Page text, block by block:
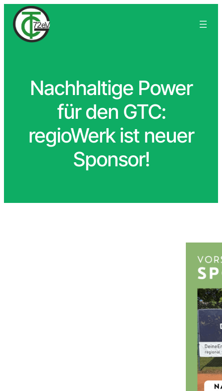
Nachhaltige Power
für den GTC:
regioWerk ist neuer
Sponsor!